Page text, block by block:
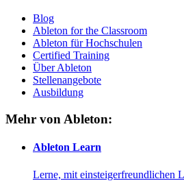
Blog
Ableton for the Classroom
Ableton für Hochschulen
Certified Training
Über Ableton
Stellenangebote
Ausbildung
Mehr von Ableton:
Ableton Learn
Lerne, mit einsteigerfreundlichen